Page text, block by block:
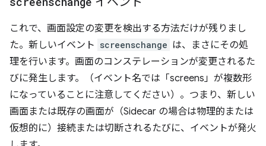
これで、画面設定の変更を検出する方法だけが残りまし
た。新しいイベント screenschange は、まさにその処
理を行います。画面のコンステレーションが変更されるた
びに発生します。（イベント名では「screens」が複数形
になっていることに注意してください）。つまり、新しい
画面または既存の画面が（Sidecar の場合は物理的または
仮想的に）接続または切断されるたびに、イベントが発火